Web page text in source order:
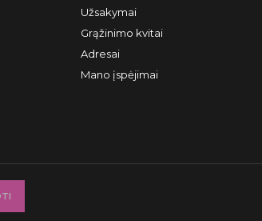
Užsakymai
Grąžinimo kvitai
Adresai
Mano įspėjimai